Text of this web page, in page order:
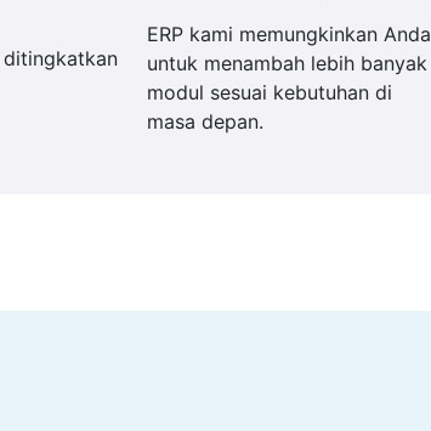
ERP kami memungkinkan Anda
untuk menambah lebih banyak
modul sesuai kebutuhan di
masa depan.